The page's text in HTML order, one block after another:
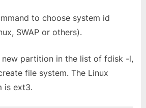
to choose system id
SWAP or others).
new partition in the list of fdisk -l,
file system. The Linux
is ext3.